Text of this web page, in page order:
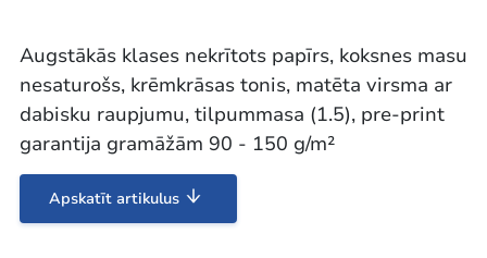
Augstākās klases nekrītots papīrs, koksnes masu
nesaturošs, krēmkrāsas tonis, matēta virsma ar
dabisku raupjumu, tilpummasa (1.5), pre-print
garantija gramāžām 90 - 150 g/m²
Apskatīt artikulus